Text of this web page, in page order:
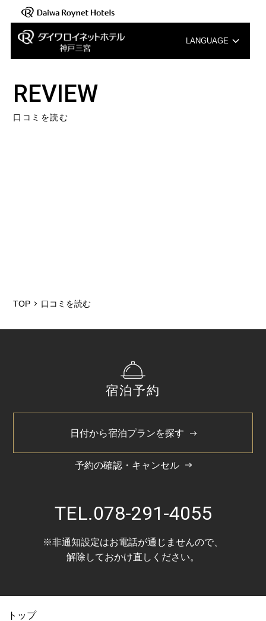
LANGUAGE
REVIEW
口コミを読む
TOP 口コミを読む
宿泊予約
日付から宿泊プランを探す
予約の確認・キャンセル
TEL.078-291-4055
※非通知設定はお電話が通じませんので、
解除しておかけ直しください。
トップ